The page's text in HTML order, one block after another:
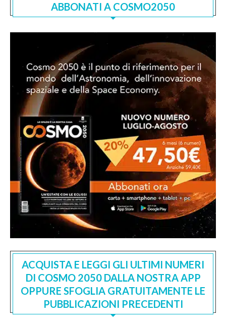
ABBONATI A COSMO2050
ACQUISTA E LEGGI GLI ULTIMI NUMERI
DI COSMO 2050 DALLA NOSTRA APP
OPPURE SFOGLIA GRATUITAMENTE LE
PUBBLICAZIONI PRECEDENTI